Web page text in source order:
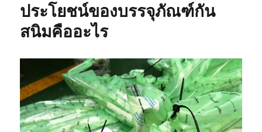
ประโยชน์ของบรรจุภัณฑ์กัน
สนิมคืออะไร